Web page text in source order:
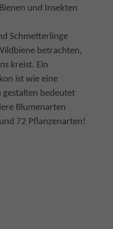
und Insekten
Schmetterlinge
betrachten,
kreist. Ein
ist wie eine
gestalten bedeutet
Blumenarten
72 Pflanzenarten!